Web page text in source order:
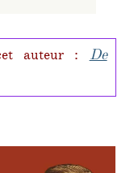
auteur :De